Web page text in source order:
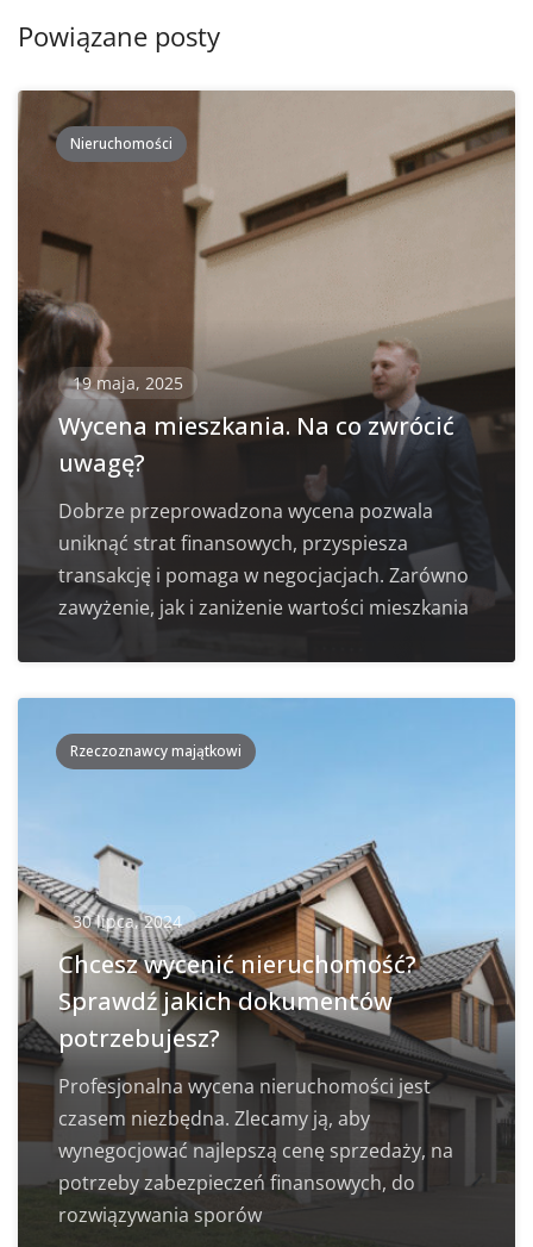
Powiązane posty
Nieruchomości
19 maja, 2025
Wycena mieszkania. Na co zwrócić
uwagę?
Dobrze przeprowadzona wycena pozwala
uniknąć strat finansowych, przyspiesza
transakcję i pomaga w negocjacjach. Zarówno
zawyżenie, jak i zaniżenie wartości mieszkania
Rzeczoznawcy majątkowi
30 lipca, 2024
Chcesz wycenić nieruchomość?
Sprawdź jakich dokumentów
potrzebujesz?
Profesjonalna wycena nieruchomości jest
czasem niezbędna. Zlecamy ją, aby
wynegocjować najlepszą cenę sprzedaży, na
potrzeby zabezpieczeń finansowych, do
rozwiązywania sporów